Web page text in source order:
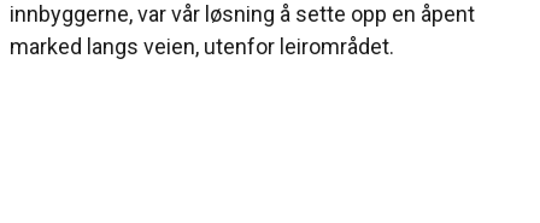
innbyggerne, var vår løsning å sette opp en åpent
marked langs veien, utenfor leirområdet.